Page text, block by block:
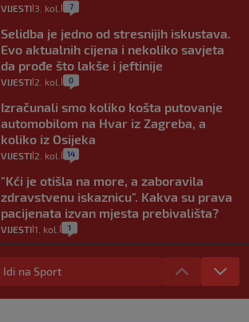
VIJESTI 3. kol. 7
Selidba je jedno od stresnijih iskustava.
Evo aktualnih cijena i nekoliko savjeta
da prođe što lakše i jeftinije
VIJESTI 2. kol. 0
Izračunali smo koliko košta putovanje
automobilom na Hvar iz Zagreba, a
koliko iz Osijeka
VIJESTI 2. kol. 14
"Kći je otišla na more, a zaboravila
zdravstvenu iskaznicu". Kakva su prava
pacijenata izvan mjesta prebivališta?
VIJESTI 1. kol. 1
Provjerili smo "što ćemo onda" ako
Plenković na 15 dana ukine mjere: "Ne bi
se dogodilo ništa. Vlada se zaljubila u te
intervencije"
Idi na Sport